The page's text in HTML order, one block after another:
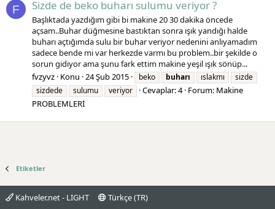
F Sizde de beko buharı sulumu veriyor ?
Başlıktada yazdığım gibi bi makine 20 30 dakika öncede
açsam..Buhar düğmesine bastıktan sonra ışık yandığı halde
buharı açtığımda sulu bir buhar veriyor nedenini anlıyamadım
sadece bende mi var herkezde varmı bu problem..bir şekilde o
sorun gidiyor ama şunu fark ettim makine yeşil ışık sönüp...
fvzyvz Konu 24 Şub 2015 beko buharı ıslakmı
sizde
sizdede
sulumu veriyor Cevaplar: 4 Forum: Makine
PROBLEMLERİ
Etiketler
Kahveler.net - LIGHT Türkçe (TR)